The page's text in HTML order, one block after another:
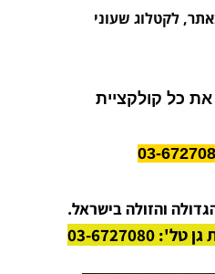
לקטלוג שעוני
כל קולקציית
והזולה בישראל.